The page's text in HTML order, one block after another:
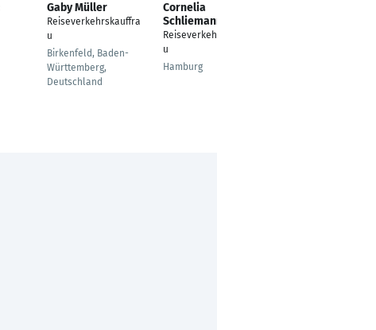
Gaby Müller
Reiseverkehrskauffra
u
Birkenfeld, Baden-
Württemberg,
Deutschland
Cornelia
Schliemann
Reiseverkehrskauffra
u
Hamburg